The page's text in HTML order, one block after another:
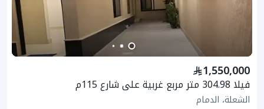
1,550,000
فيلا 304.98 متر مربع غربية على شارع 115م
الشعلة، الدمام